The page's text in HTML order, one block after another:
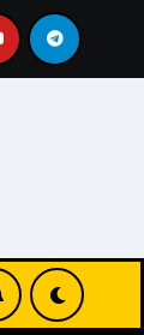
после